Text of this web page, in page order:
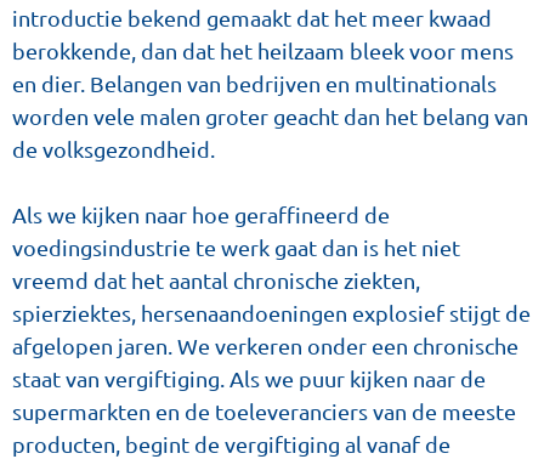
introductie bekend gemaakt dat het meer kwaad
berokkende, dan dat het heilzaam bleek voor mens
en dier. Belangen van bedrijven en multinationals
worden vele malen groter geacht dan het belang van
de volksgezondheid.
Als we kijken naar hoe geraffineerd de
voedingsindustrie te werk gaat dan is het niet
vreemd dat het aantal chronische ziekten,
spierziektes, hersenaandoeningen explosief stijgt de
afgelopen jaren. We verkeren onder een chronische
staat van vergiftiging. Als we puur kijken naar de
supermarkten en de toeleveranciers van de meeste
producten, begint de vergiftiging al vanaf de